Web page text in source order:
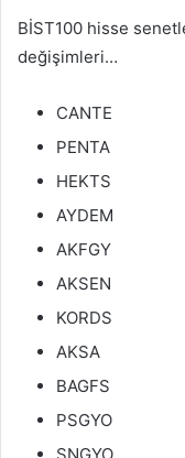
BİST100 hisse
değişimleri…
CANTE
PENTA
HEKTS
AYDEM
AKFGY
AKSEN
KORDS
AKSA
BAGFS
PSGYO